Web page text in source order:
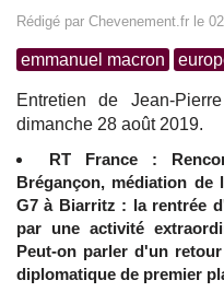
Rédigé par Chevenement.fr le
emmanuel macron
Entretien de Jean-
dimanche 28 août 2019.
RT France :
Brégançon, médiation de
G7 à Biarritz : la rentrée
par une activité
Peut-on parler d'un
diplomatique de premier